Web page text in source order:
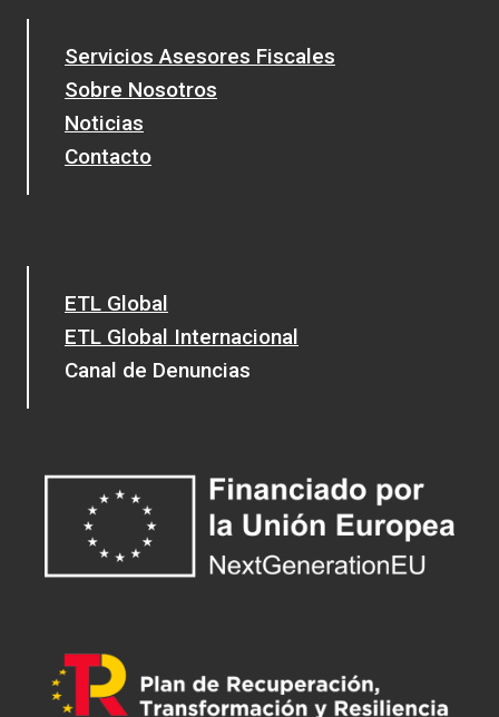
Servicios Asesores Fiscales
Sobre Nosotros
Noticias
Contacto
ETL Global
ETL Global Internacional
Canal de Denuncias